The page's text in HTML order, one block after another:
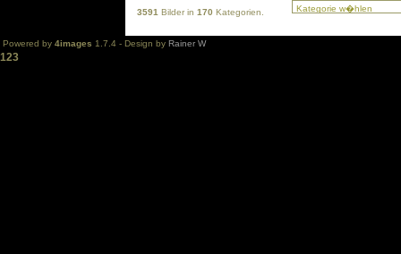
3591 Bilder in 170 Kategorien.
Powered by 4images 1.7.4 - Design by Rainer W
123